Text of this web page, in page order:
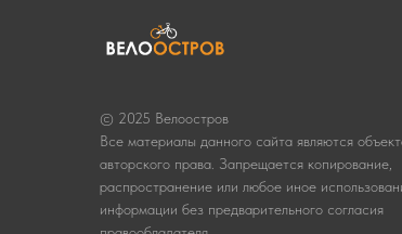
© 2025 Велоостров
Все материалы данного сайта являются
авторского права. Запрещается копирование,
распространение или любое иное
информации без предварительного согласия